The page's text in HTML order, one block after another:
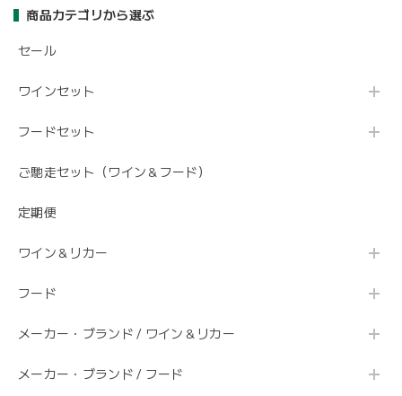
商品カテゴリから選ぶ
セール
ワインセット
フードセット
ご馳走セット（ワイン＆フード）
定期便
ワイン＆リカー
フード
メーカー・ブランド / ワイン＆リカー
メーカー・ブランド / フード